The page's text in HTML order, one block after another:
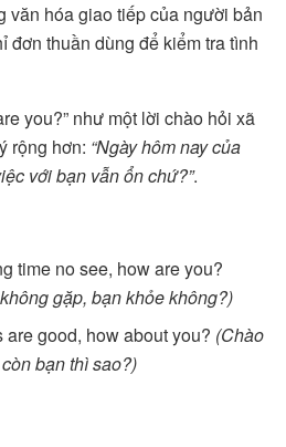
văn hóa giao tiếp của người bản
đơn thuần dùng để kiểm tra tình
you?” như một lời chào hỏi xã
rộng hơn: “Ngày hôm nay của
với bạn vẫn ổn chứ?”.
time no see, how are you?
gặp, bạn khỏe không?)
are good, how about you? (Chào
bạn thì sao?)